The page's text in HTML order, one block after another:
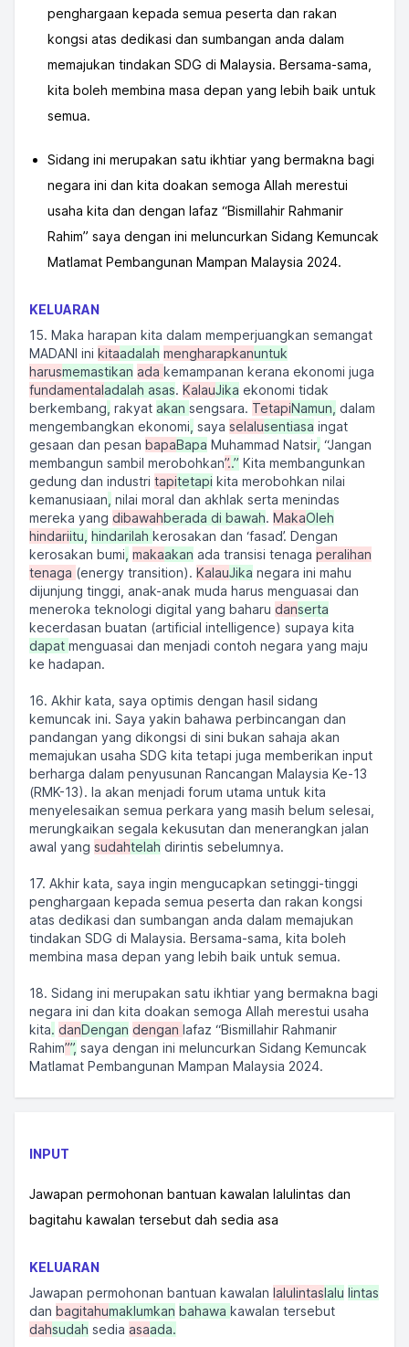
penghargaan kepada semua peserta dan rakan
kongsi atas dedikasi dan sumbangan anda dalam
memajukan tindakan SDG di Malaysia. Bersama-sama,
kita boleh membina masa depan yang lebih baik untuk
semua.
Sidang ini merupakan satu ikhtiar yang bermakna bagi
negara ini dan kita doakan semoga Allah merestui
usaha kita dan dengan lafaz “Bismillahir Rahmanir
Rahim” saya dengan ini meluncurkan Sidang Kemuncak
Matlamat Pembangunan Mampan Malaysia 2024.
KELUARAN
15. Maka harapan kita dalam memperjuangkan semangat
MADANI ini kitaadalah mengharapkanuntuk
harusmemastikan ada kemampanan kerana ekonomi juga
fundamentaladalah asas. KalauJika ekonomi tidak
berkembang rakyat akan sengsara. TetapiNamun, dalam
mengembangkan ekonomi saya selalusentiasa ingat
gesaan dan pesan bapaBapa Muhammad Natsir “Jangan
membangun sambil merobohkan”..” Kita membangunkan
gedung dan industri tapitetapi kita merobohkan nilai
kemanusiaan nilai moral dan akhlak serta menindas
mereka yang dibawahberada di bawah. MakaOleh
hindariitu, hindarilah kerosakan dan ‘fasad’. Dengan
kerosakan bumi makaakan ada transisi tenaga peralihan
tenaga (energy transition). KalauJika negara ini mahu
dijunjung tinggi, anak-anak muda harus menguasai dan
meneroka teknologi digital yang baharu danserta
kecerdasan buatan (artificial intelligence) supaya kita
dapat menguasai dan menjadi contoh negara yang maju
ke hadapan.
16. Akhir kata, saya optimis dengan hasil sidang
kemuncak ini. Saya yakin bahawa perbincangan dan
pandangan yang dikongsi di sini bukan sahaja akan
memajukan usaha SDG kita tetapi juga memberikan input
berharga dalam penyusunan Rancangan Malaysia Ke-13
(RMK-13). Ia akan menjadi forum utama untuk kita
menyelesaikan semua perkara yang masih belum selesai,
merungkaikan segala kekusutan dan menerangkan jalan
awal yang sudahtelah dirintis sebelumnya.
17. Akhir kata, saya ingin mengucapkan setinggi-tinggi
penghargaan kepada semua peserta dan rakan kongsi
atas dedikasi dan sumbangan anda dalam memajukan
tindakan SDG di Malaysia. Bersama-sama, kita boleh
membina masa depan yang lebih baik untuk semua.
18. Sidang ini merupakan satu ikhtiar yang bermakna bagi
negara ini dan kita doakan semoga Allah merestui usaha
kita. danDengan dengan lafaz “Bismillahir Rahmanir
Rahim””, saya dengan ini meluncurkan Sidang Kemuncak
Matlamat Pembangunan Mampan Malaysia 2024.
INPUT
Jawapan permohonan bantuan kawalan lalulintas dan
bagitahu kawalan tersebut dah sedia asa
KELUARAN
Jawapan permohonan bantuan kawalan lalulintaslalu lintas
dan bagitahumaklumkan bahawa kawalan tersebut
dahsudah sedia asaada.